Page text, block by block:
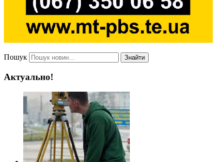
Пошук Знайти
Актуально!